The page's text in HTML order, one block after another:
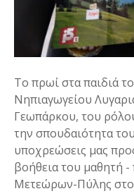
Το πρωί στα παιδιά
Νηπιαγωγείου
Γεωπάρκου, του
την σπουδαιότητα του
υποχρεώσεις μας
βοήθεια του μαθητή
Μετεώρων-Πύλης στο